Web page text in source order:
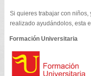
Si quieres trabajar con niños,
realizado ayudándolos, esta
Formación Universitaria